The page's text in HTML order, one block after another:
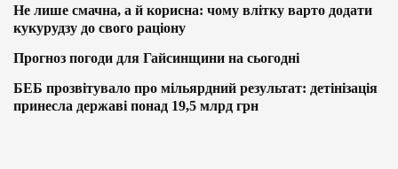
Не лише смачна, а й корисна: чому влітку варто додати
кукурудзу до свого раціону
Прогноз погоди для Гайсинщини на сьогодні
БЕБ прозвітувало про мільярдний результат: детінізація
принесла державі понад 19,5 млрд грн